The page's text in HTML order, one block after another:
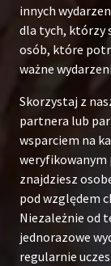
innych
dla tych, którzy
osób, które
ważne
Skorzystaj z
partnera lub
wsparciem na
weryfikowanym
znajdziesz
pod względem
Niezależnie od
jednorazowe
regularnie